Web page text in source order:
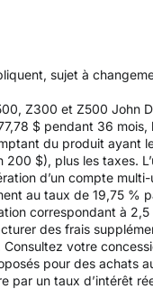
sujet à
Z300 et Z500 John
$ pendant 36
du produit ayant
$), plus les taxes.
d’un compte
au taux de 19,75 %
correspondant à
des frais
votre
pour des achats
par un taux d’intérêt